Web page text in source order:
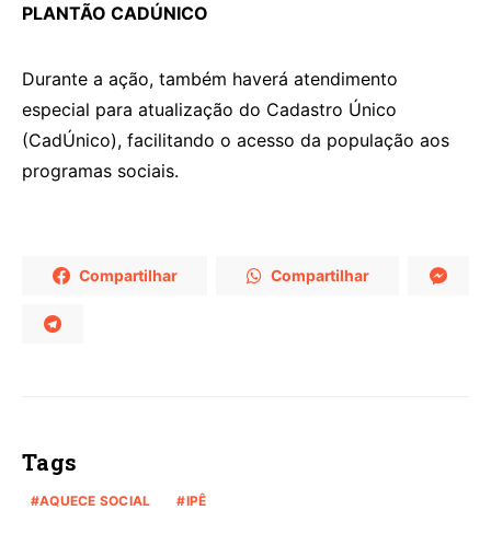
PLANTÃO CADÚNICO
Durante a ação, também haverá atendimento
especial para atualização do Cadastro Único
(CadÚnico), facilitando o acesso da população aos
programas sociais.
Compartilhar Compartilhar
Tags
AQUECE SOCIAL IPÊ